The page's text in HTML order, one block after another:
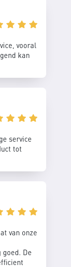
vooral
kan
service
tot
van onze
De